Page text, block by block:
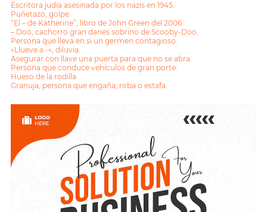
Escritora judía asesinada por los nazis en 1945.
Puñetazo, golpe.
“El – de Katherine”, libro de John Green del 2006.
– Doo, cachorro gran danés sobrino de Scooby-Doo.
Persona que lleva en si un germen contagioso.
«Llueve a -«, diluvia.
Asegurar con llave una puerta para que no se abra.
Persona que conduce vehículos de gran porte.
Hueso de la rodilla.
Granuja, persona que engaña, roba o estafa.